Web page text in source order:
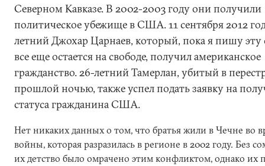
Северном Кавказе. В 2002-2003 году они получили
политическое убежище в США. 11 сентября 2012
летний Джохар Царнаев, который, пока я пишу эту
все еще остается на свободе, получил американское
гражданство. 26-летний Тамерлан, убитый в
прошлой ночью, также успел подать заявку на
статуса гражданина США.
Нет никаких данных о том, что братья жили в Чечне во
войны, которая разразилась в регионе в 2002 году. Без
их детство было омрачено этим конфликтом, однако их